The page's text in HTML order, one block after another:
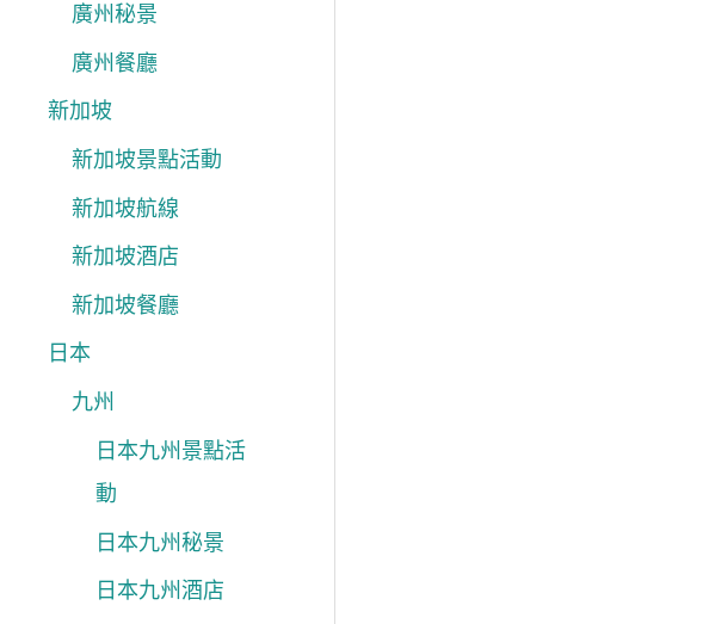
廣州秘景
廣州餐廳
新加坡
新加坡景點活動
新加坡航線
新加坡酒店
新加坡餐廳
日本
九州
日本九州景點活
動
日本九州秘景
日本九州酒店